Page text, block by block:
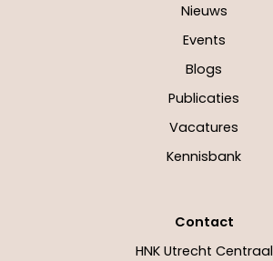
Nieuws
Events
Blogs
Publicaties
Vacatures
Kennisbank
Contact
HNK Utrecht Centraal